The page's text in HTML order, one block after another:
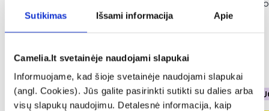
Sutikimas Išsami informacija Apie
Camelia.lt svetainėje naudojami slapukai
Informuojame, kad šioje svetainėje naudojami slapukai
(angl. Cookies). Jūs galite pasirinkti sutikti su dalies arba
visų slapukų naudojimu. Detalesnė informacija, kaip
miegui DIRECT, 30 pak.
Įvertinimas 5.0 iš 5
7,19 € 11,99 €
% PAPILDOMA NUOLAIDA
VALERSON
RELAX, 30 kaps.
7,19 € 11,99 €
% PAPILDOMA